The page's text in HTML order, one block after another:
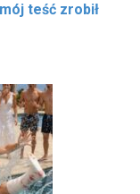
teść zrobił